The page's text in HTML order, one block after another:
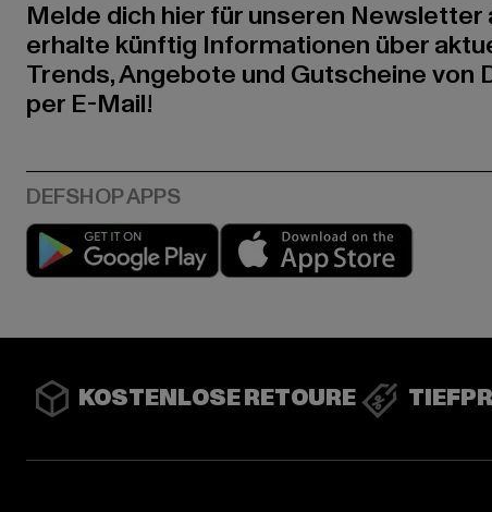
Melde dich hier für unseren Newsletter
erhalte künftig Informationen über
Trends, Angebote und Gutscheine von
per E-Mail!
Play market
KOSTENLOSE RETOURE